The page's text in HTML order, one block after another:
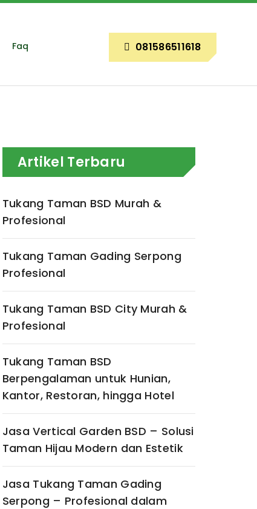
081586511618
Faq
Artikel Terbaru
Tukang Taman BSD Murah &
Profesional
Tukang Taman Gading Serpong
Profesional
Tukang Taman BSD City Murah &
Profesional
Tukang Taman BSD
Berpengalaman untuk Hunian,
Kantor, Restoran, hingga Hotel
Jasa Vertical Garden BSD – Solusi
Taman Hijau Modern dan Estetik
Jasa Tukang Taman Gading
Serpong – Profesional dalam